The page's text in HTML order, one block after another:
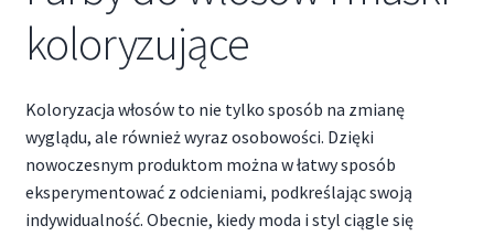
O Nas
Blog
Kontakt
koloryzujące
Koloryzacja włosów to nie tylko sposób na zmianę
wyglądu, ale również wyraz osobowości. Dzięki
nowoczesnym produktom można w łatwy sposób
eksperymentować z odcieniami, podkreślając swoją
indywidualność. Obecnie, kiedy moda i styl ciągle się